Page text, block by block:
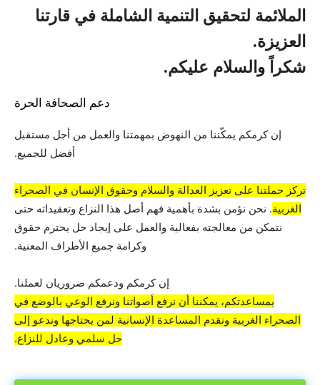
الملائمة لتحقيق التنمية الشاملة في قارتنا
العزيزة.
شكراً والسلام عليكم.
دعم الصحافة الحرة
إن كرمكم يمكّننا من النهوض بمهمتنا والعمل من أجل مستقبل
أفضل للجميع.
تركز حملتنا على تعزيز العدالة والسلام وحقوق الإنسان في الصحراء
الغربية. نحن نؤمن بشدة بأهمية فهم أصل هذا النزاع وتعقيداته حتى
نتمكن من معالجته بفعالية والعمل على إيجاد حل يحترم حقوق
وكرامة جميع الأطراف المعنية.
إن كرمكم ودعمكم ضروريان لعملنا.
بمساعدتكم، يمكننا أن نرفع أصواتنا ونرفع الوعي بالوضع في
الصحراء الغربية ونقدم المساعدة الإنسانية لمن يحتاجها وندعو إلى
حل سلمي وعادل للنزاع.